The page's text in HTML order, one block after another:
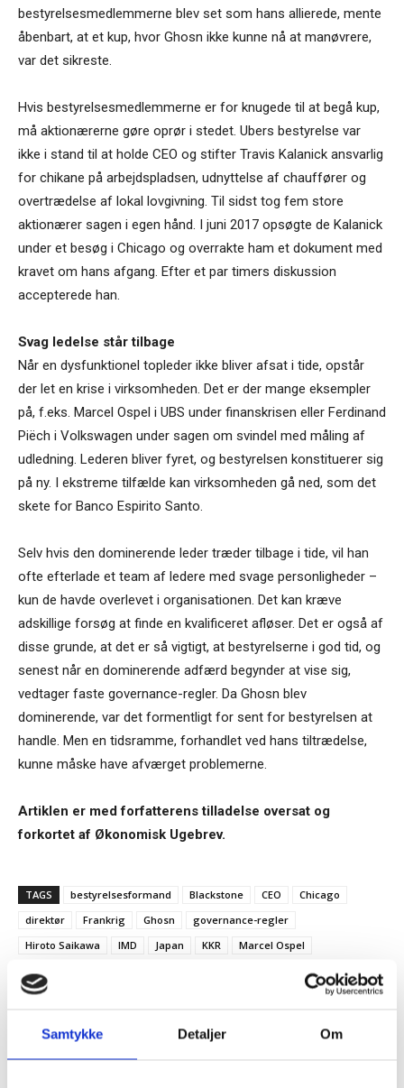
Samtykke Detaljer Om
bestyrelsesmedlemmerne blev set som hans allierede, mente
åbenbart, at et kup, hvor Ghosn ikke kunne nå at manøvrere,
var det sikreste.
Hvis bestyrelsesmedlemmerne er for knugede til at begå kup,
må aktionærerne gøre oprør i stedet. Ubers bestyrelse var
ikke i stand til at holde CEO og stifter Travis Kalanick ansvarlig
for chikane på arbejdspladsen, udnyttelse af chauffører og
overtrædelse af lokal lovgivning. Til sidst tog fem store
aktionærer sagen i egen hånd. I juni 2017 opsøgte de Kalanick
under et besøg i Chicago og overrakte ham et dokument med
kravet om hans afgang. Efter et par timers diskussion
accepterede han.
Svag ledelse står tilbage
Når en dysfunktionel topleder ikke bliver afsat i tide, opstår
der let en krise i virksomheden. Det er der mange eksempler
på, f.eks. Marcel Ospel i UBS under finanskrisen eller Ferdinand
Piëch i Volkswagen under sagen om svindel med måling af
udledning. Lederen bliver fyret, og bestyrelsen konstituerer sig
på ny. I ekstreme tilfælde kan virksomheden gå ned, som det
skete for Banco Espirito Santo.
Selv hvis den dominerende leder træder tilbage i tide, vil han
ofte efterlade et team af ledere med svage personligheder –
kun de havde overlevet i organisationen. Det kan kræve
adskillige forsøg at finde en kvalificeret afløser. Det er også af
disse grunde, at det er så vigtigt, at bestyrelserne i god tid, og
senest når en dominerende adfærd begynder at vise sig,
vedtager faste governance-regler. Da Ghosn blev
dominerende, var det formentligt for sent for bestyrelsen at
handle. Men en tidsramme, forhandlet ved hans tiltrædelse,
kunne måske have afværget problemerne.
Artiklen er med forfatterens tilladelse oversat og
forkortet af Økonomisk Ugebrev.
TAGS bestyrelsesformand Blackstone CEO
Chicago
direktør
Frankrig Ghosn
governance-regler
Hiroto Saikawa
IMD Japan KKR
Marcel Ospel
Økonomisk Ugebrev
Uber
Whistleblower
Tilmeld dig vores